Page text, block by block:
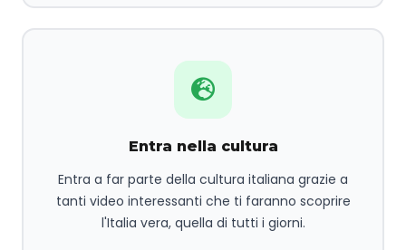
Entra nella cultura
Entra a far parte della cultura italiana grazie a
tanti video interessanti che ti faranno scoprire
l'Italia vera, quella di tutti i giorni.